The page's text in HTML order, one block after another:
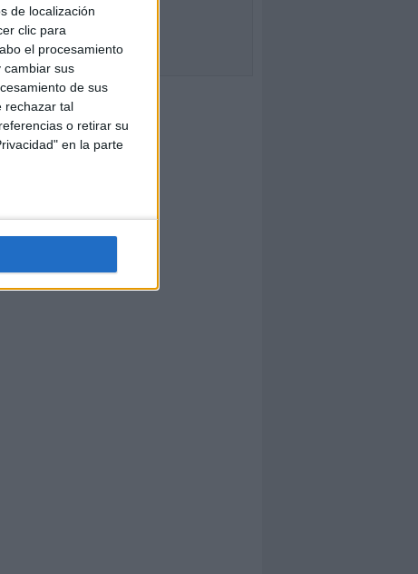
de localización
clic para
el procesamiento
cambiar sus
de sus
rechazar tal
o retirar su
en la parte